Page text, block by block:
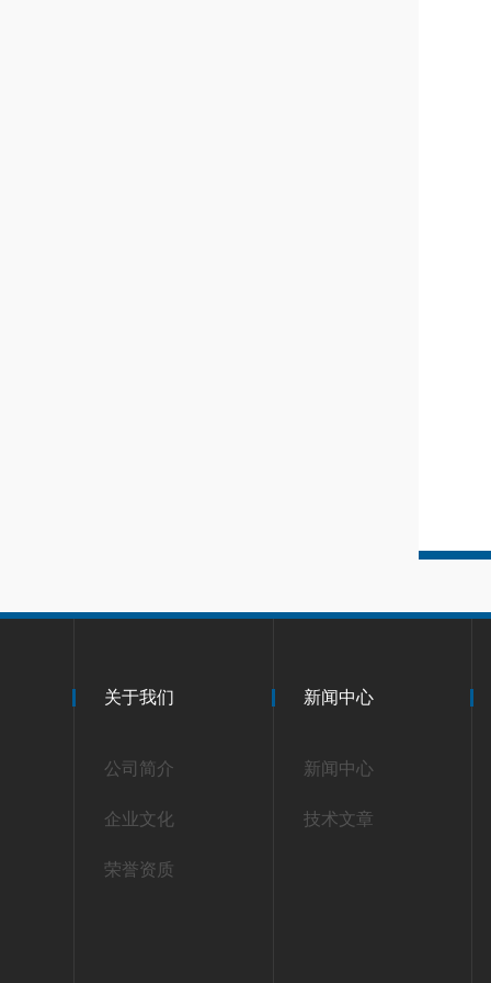
关于我们
公司简介
企业文化
荣誉资质
新闻中心
新闻中心
技术文章